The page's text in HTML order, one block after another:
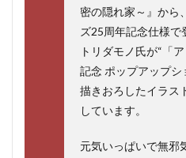
密の隠れ家～』から
ズ25周年記念仕様で
トリダモノ氏が“「
記念 ポップアップシ
描きおろしたイラス
しています。
元気いっぱいで無邪